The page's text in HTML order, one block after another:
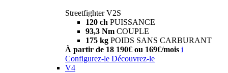
Streetfighter V2S
120 ch PUISSANCE
93,3 Nm COUPLE
175 kg POIDS SANS CARBURANT
À partir de 18 190€ ou 169€/mois i
Configurez-le Découvrez-le
V4